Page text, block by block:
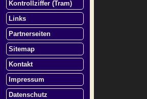
Kontrollziffer (Tram)
Links
Partnerseiten
Sitemap
Kontakt
Impressum
Datenschutz